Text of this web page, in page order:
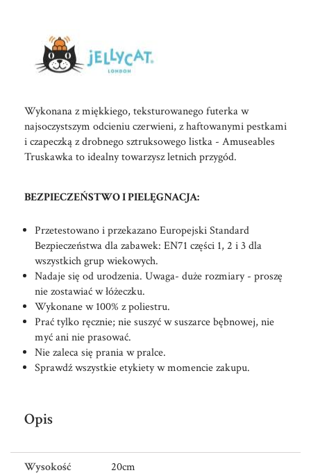
Wykonana z miękkiego, teksturowanego futerka w
najsoczystszym odcieniu czerwieni, z haftowanymi pestkami
i czapeczką z drobnego sztruksowego listka - Amuseables
Truskawka to idealny towarzysz letnich przygód.
BEZPIECZEŃSTWO I PIELĘGNACJA:
Przetestowano i przekazano Europejski Standard
Bezpieczeństwa dla zabawek: EN71 części 1, 2 i 3 dla
wszystkich grup wiekowych.
Nadaje się od urodzenia. Uwaga- duże rozmiary - proszę
nie zostawiać w łóżeczku.
Wykonane w 100% z poliestru.
Prać tylko ręcznie; nie suszyć w suszarce bębnowej, nie
myć ani nie prasować.
Nie zaleca się prania w pralce.
Sprawdź wszystkie etykiety w momencie zakupu.
Opis
Wysokość 20cm